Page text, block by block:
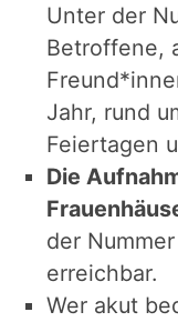
Unter der
Betroffene,
Jahr, rund
Feiertagen
Die
der Nummer
erreichbar.
Wer akut